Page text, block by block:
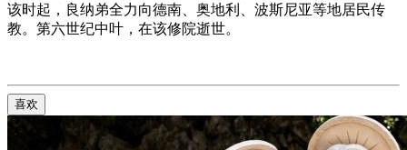
该时起，良纳弟全力向德南、奥地利、波斯尼亚等地居民传
教。第六世纪中叶，在该修院逝世。
喜欢